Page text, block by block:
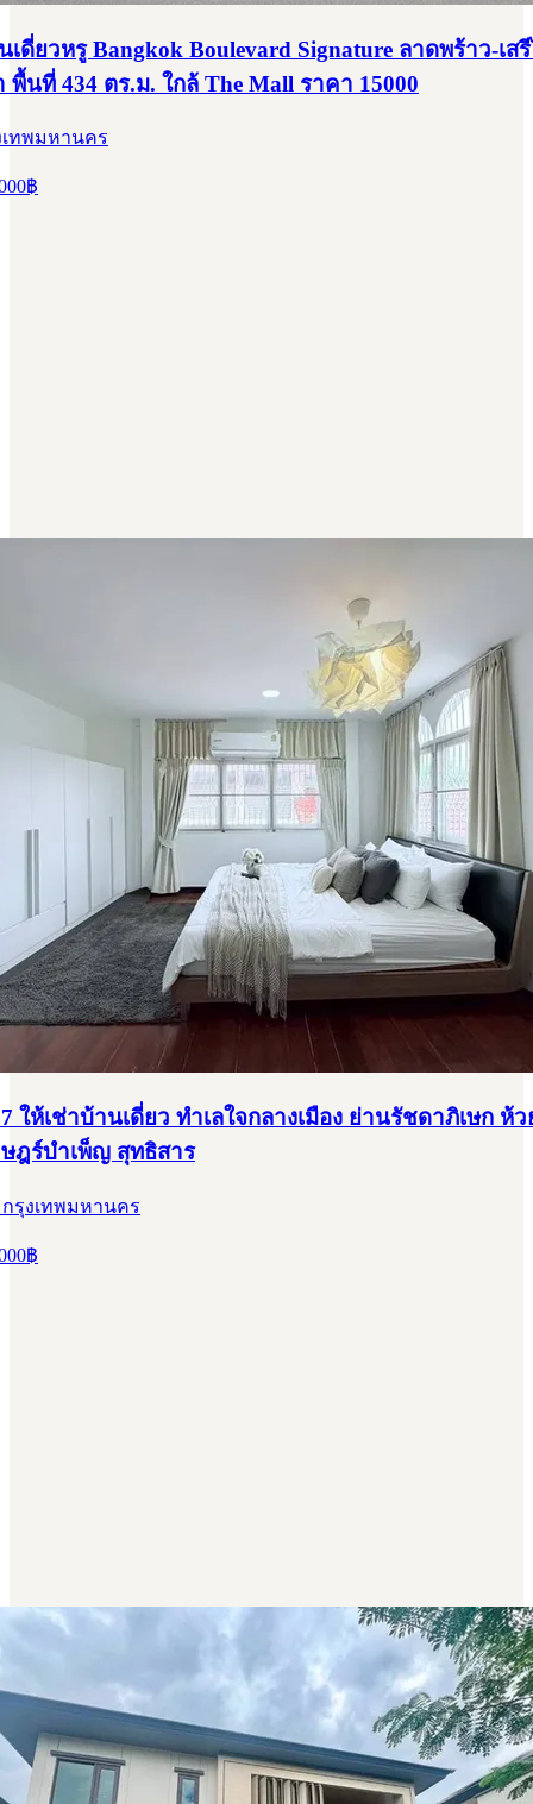
เดี่ยวหรู Bangkok Boulevard Signature ลาดพร้าว-เส
พื้นที่ 434 ตร.ม. ใกล้ The Mall ราคา 15000
เทพมหานคร
฿
ให้เช่าบ้านเดี่ยว ทำเลใจกลางเมือง ย่านรัชดาภิเษก ห้
ฎร์บำเพ็ญ สุทธิสาร
รุงเทพมหานคร
฿